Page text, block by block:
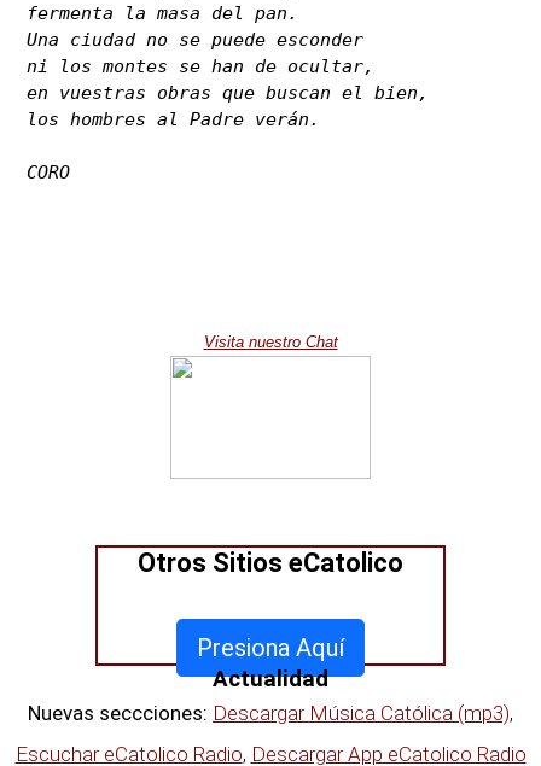
fermenta la masa del pan.
Una ciudad no se puede esconder
ni los montes se han de ocultar,
en vuestras obras que buscan el bien,
los hombres al Padre verán.
CORO
Visita nuestro Chat
Otros Sitios eCatolico
Presiona Aquí
Actualidad
Nuevas seccciones: Descargar Música Católica (mp3),
Escuchar eCatolico Radio, Descargar App eCatolico Radio